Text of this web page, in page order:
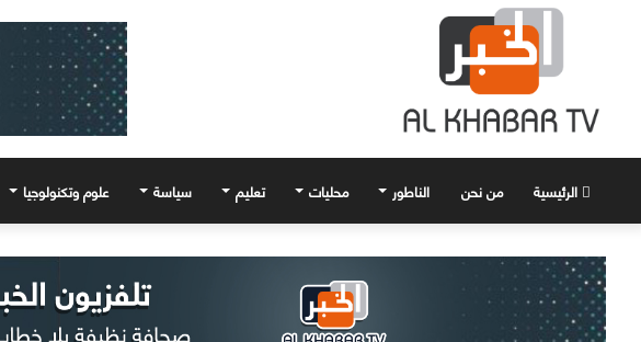
الرئيسية من نحن الناطور محليات تعليم سياسة علوم وتكنولوجيا